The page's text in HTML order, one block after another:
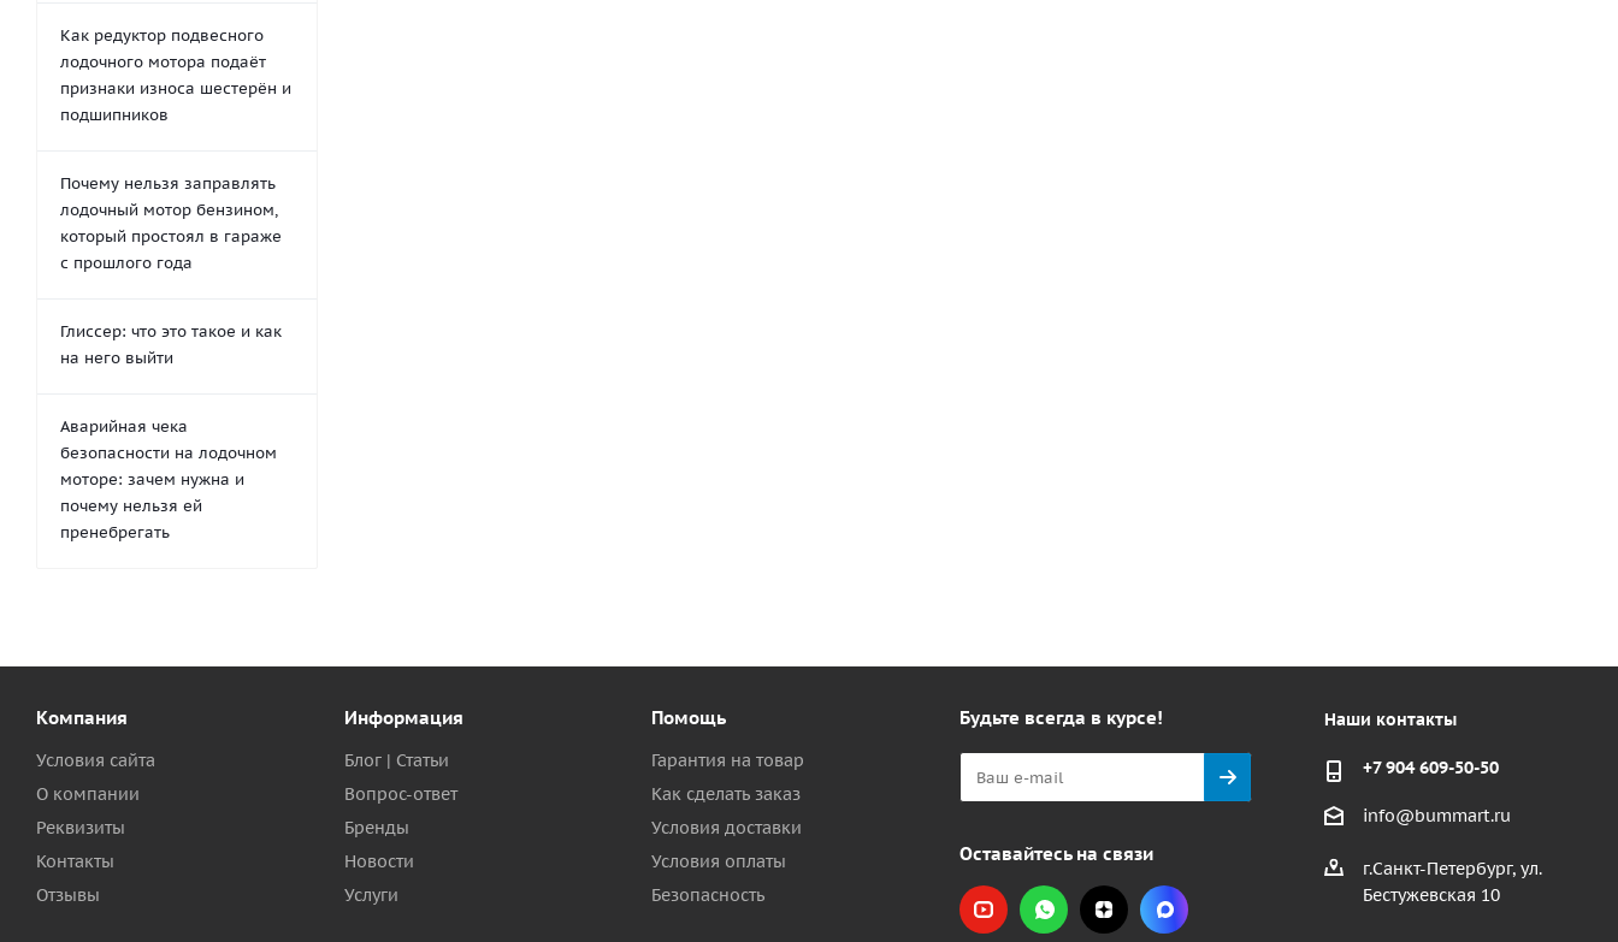
Как редуктор подвесного
лодочного мотора подаёт
признаки износа шестерён и
подшипников
Почему нельзя заправлять
лодочный мотор бензином,
который простоял в гараже
с прошлого года
Глиссер: что это такое и как
на него выйти
Аварийная чека
безопасности на лодочном
моторе: зачем нужна и
почему нельзя ей
пренебрегать
Компания
Условия сайта
О компании
Реквизиты
Контакты
Отзывы
Информация
Блог | Статьи
Вопрос-ответ
Бренды
Новости
Услуги
Помощь
Гарантия на товар
Как сделать заказ
Условия доставки
Условия оплаты
Безопасность
Будьте всегда в курсе!
Оставайтесь на связи
Наши контакты
+7 904 609-50-50
info@bummart.ru
г.Санкт-Петербург, ул.
Бестужевская 10